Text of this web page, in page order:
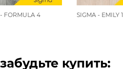
FORMULA 4 SIGMA - EMILY 1
купить: